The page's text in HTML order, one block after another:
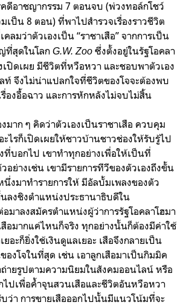
ดีอาชญากรรม 7 ตอนจบ (พ่วงทอล์กโชว์
ป็น 8 ตอน) ที่พาไปสำรวจเรื่องราวชีวิต
คลมว่าตัวเองเป็น “ราชาเสือ” จากการเป็น
ที่สุดในโลก G.W. Zoo ซึ่งตั้งอยู่ในรัฐโอคลา
เปิดเผย มีชีวิตที่หวือหวา และชอบพาตัวเอง
ท์ จึงไม่น่าแปลกใจที่ชีวิตของโจจะต้องพบ
องอื้อฉาว และการหักหลังไม่จบไม่สิ้น
มาก ๆ คิดว่าตัวเองเป็นราชาเสือ ควบคุม
ไรก็เปิดเผยให้ชาวบ้านชาวช่องให้รับรู้ไป
ที่บอกไป เขาทำทุกอย่างเพื่อให้เป็นที่
อย่างเช่น เขามีรายการทีวีของตัวเองถึงขั้น
งมาทำรายการให้ มีอัลบั้มเพลงของตัว
ลงชิงตำแหน่งประธานาธิบดีใน
มาลงสมัครตำแหน่งผู้ว่าการรัฐโอคลาโฮมา
อมากแค่ไหนก็จริง ทุกอย่างนั้นก็ต้องมีค่าใช้
อะก็ยิ่งใช้เงินดูแลเยอะ เสือจึงกลายเป็น
องโจในที่สุด เช่น เอาลูกเสือมาเป็นกิมมิค
ายรูปตามความนิยมในสังคมออนไลน์ หรือ
ไปเพื่อค้ำจุนสวนเสือและชีวิตอันหวือหวา
ว่า การขายเสือออกไปนั้นมีแนวโน้มที่จะ